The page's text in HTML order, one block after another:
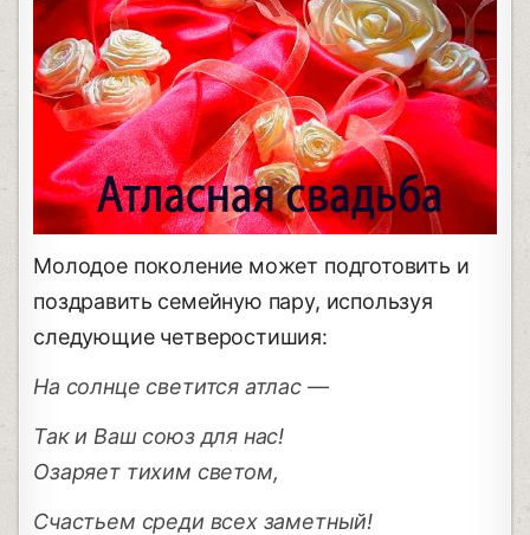
Молодое поколение может подготовить и
поздравить семейную пару, используя
следующие четверостишия:
На солнце светится атлас —
Так и Ваш союз для нас!
Озаряет тихим светом,
Счастьем среди всех заметный!